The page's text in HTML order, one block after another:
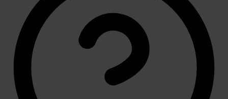
bardziej ułatwią korzystanie z narzędzia.
Jeśli uważasz, że mapa jest dla Ciebie przydatna – możesz wesprzeć
projekt symboliczną kawą ☕
Dzięki za każde wsparcie i za to, że tu jesteś 🙌
ps. Poniższa zgoda na przetwarzanie danych przez Coffee Media